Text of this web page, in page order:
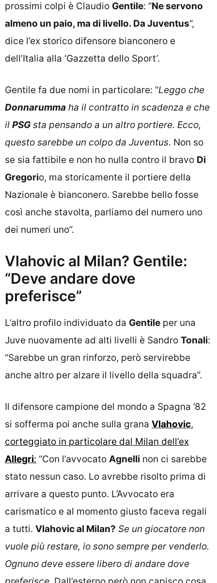
prossimi colpi è Claudio Gentile: “Ne servono
almeno un paio, ma di livello. Da Juventus“,
dice l’ex storico difensore bianconero e
dell’Italia alla ‘Gazzetta dello Sport’.
Gentile fa due nomi in particolare: “Leggo che
Donnarumma ha il contratto in scadenza e che
il PSG sta pensando a un altro portiere. Ecco,
questo sarebbe un colpo da Juventus. Non so
se sia fattibile e non ho nulla contro il bravo Di
Gregorio, ma storicamente il portiere della
Nazionale è bianconero. Sarebbe bello fosse
così anche stavolta, parliamo del numero uno
dei numeri uno”.
Vlahovic al Milan? Gentile:
“Deve andare dove
preferisce”
L’altro profilo individuato da Gentile per una
Juve nuovamente ad alti livelli è Sandro Tonali:
“Sarebbe un gran rinforzo, però servirebbe
anche altro per alzare il livello della squadra”.
Il difensore campione del mondo a Spagna ’82
si sofferma poi anche sulla grana Vlahovic,
corteggiato in particolare dal Milan dell’ex
Allegri: “Con l’avvocato Agnelli non ci sarebbe
stato nessun caso. Lo avrebbe risolto prima di
arrivare a questo punto. L’Avvocato era
carismatico e al momento giusto faceva regali
a tutti. Vlahovic al Milan? Se un giocatore non
vuole più restare, io sono sempre per venderlo.
Ognuno deve essere libero di andare dove